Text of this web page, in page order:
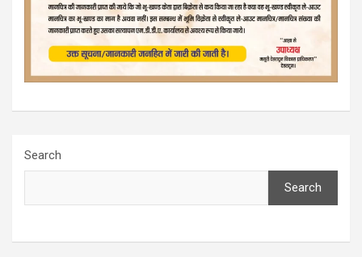
Search
Search